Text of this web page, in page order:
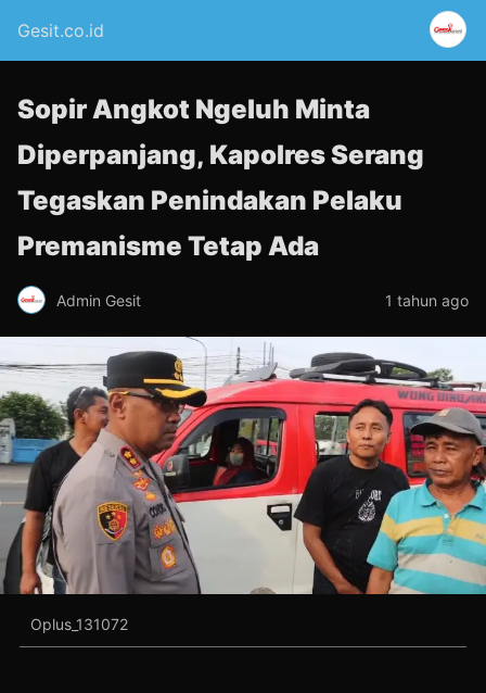
Gesit.co.id
Sopir Angkot Ngeluh Minta
Diperpanjang, Kapolres Serang
Tegaskan Penindakan Pelaku
Premanisme Tetap Ada
Admin Gesit 1 tahun ago
Oplus_131072